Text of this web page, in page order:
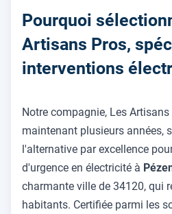
Pourquoi
Artisans Pros,
interventions
Notre compagnie, Les
maintenant plusieurs années,
l'alternative par excellence
d'urgence en électricité à
charmante ville de 34120, qui
habitants. Certifiée parmi les